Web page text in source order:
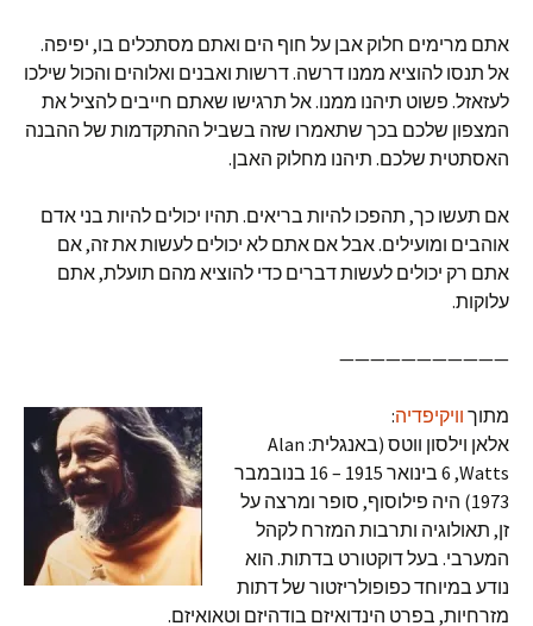
אתם מרימים חלוק אבן על חוף הים ואתם מסתכלים בו, יפיפה.
אל תנסו להוציא ממנו דרשה. דרשות ואבנים ואלוהים והכול שילכו
לעזאזל. פשוט תיהנו ממנו. אל תרגישו שאתם חייבים להציל את
המצפון שלכם בכך שתאמרו שזה בשביל ההתקדמות של ההבנה
האסתטית שלכם. תיהנו מחלוק האבן.
אם תעשו כך, תהפכו להיות בריאים. תהיו יכולים להיות בני אדם
אוהבים ומועילים. אבל אם אתם לא יכולים לעשות את זה, אם
אתם רק יכולים לעשות דברים כדי להוציא מהם תועלת, אתם
עלוקות.
———————————
מתוך וויקיפדיה:
אלאן וילסון ווטס (באנגלית: Alan
Watts‏, 6 בינואר 1915 – 16 בנובמבר
1973) היה פילוסוף, סופר ומרצה על
זן, תאולוגיה ותרבות המזרח לקהל
המערבי. בעל דוקטורט בדתות. הוא
נודע במיוחד כפופולריזטור של דתות
מזרחיות, בפרט הינדואיזם בודהיזם וטאואיזם.